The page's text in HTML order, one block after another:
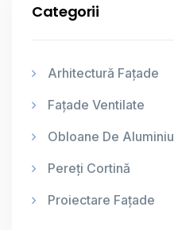
Categorii
Arhitectură Fațade
Fațade Ventilate
Obloane De Aluminiu
Pereți Cortină
Proiectare Fațade